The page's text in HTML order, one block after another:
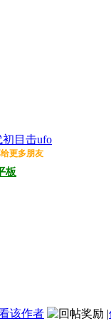
初目击ufo
更多朋友
板
该作者 |